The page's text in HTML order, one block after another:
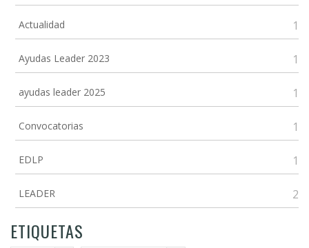
Actualidad 1
Ayudas Leader 2023 1
ayudas leader 2025 1
Convocatorias 1
EDLP 1
LEADER 2
ETIQUETAS